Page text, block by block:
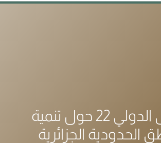
الملتقى الدولي 22 حول تنمية
الحدودية الجزائرية